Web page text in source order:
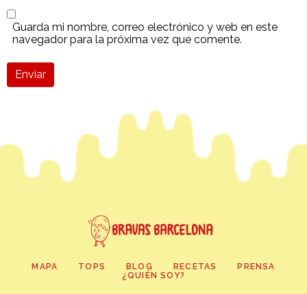
Guarda mi nombre, correo electrónico y web en este
navegador para la próxima vez que comente.
Enviar
MAPA TOPS BLOG RECETAS
PRENSA
¿QUIÉN SOY?